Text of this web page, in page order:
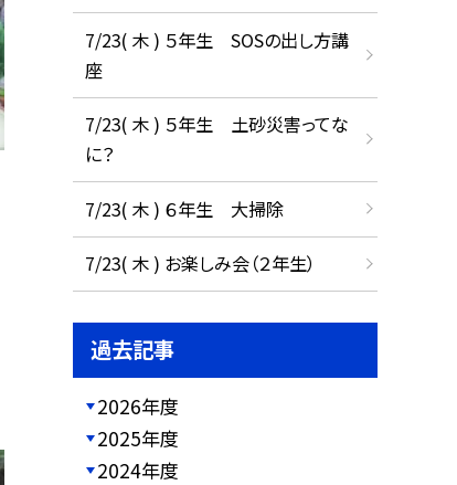
7/23( 木 ) ５年生 SOSの出し方講
座
7/23( 木 ) ５年生 土砂災害ってな
に？
7/23( 木 ) ６年生 大掃除
7/23( 木 ) お楽しみ会（２年生）
過去記事
2026年度
2025年度
2024年度